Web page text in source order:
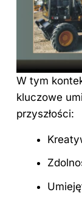
W tym
kluczowe
przyszłości: